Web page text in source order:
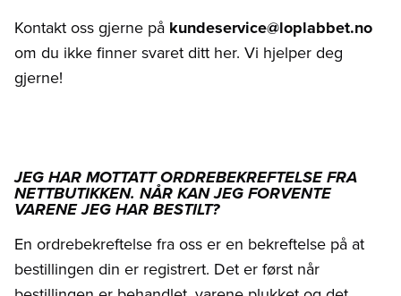
Kontakt oss gjerne på kundeservice@loplabbet.no
om du ikke finner svaret ditt her. Vi hjelper deg
gjerne!
JEG HAR MOTTATT ORDREBEKREFTELSE FRA
NETTBUTIKKEN. NÅR KAN JEG FORVENTE
VARENE JEG HAR BESTILT?
En ordrebekreftelse fra oss er en bekreftelse på at
bestillingen din er registrert. Det er først når